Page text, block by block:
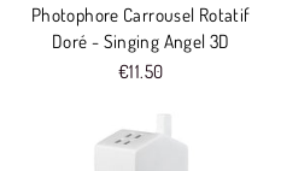
Photophore Carrousel Rotatif
Doré - Singing Angel 3D
€11.50